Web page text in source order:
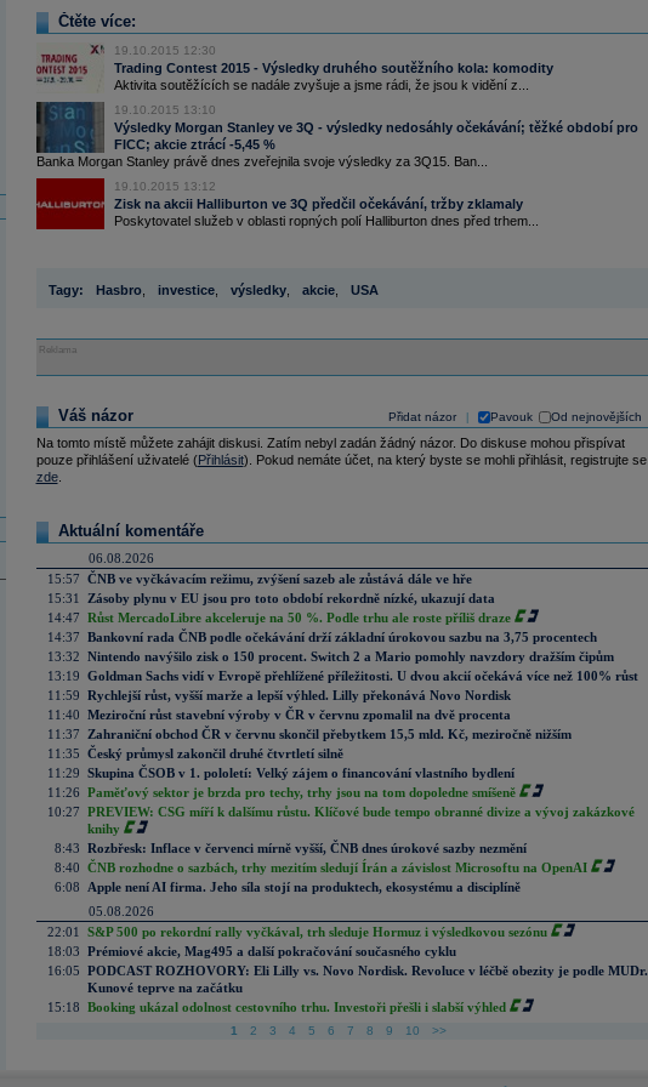
Čtěte více:
19.10.2015 12:30
Trading Contest 2015 - Výsledky druhého soutěžního kola: komodity
Aktivita soutěžících se nadále zvyšuje a jsme rádi, že jsou k vidění z...
19.10.2015 13:10
Výsledky Morgan Stanley ve 3Q - výsledky nedosáhly očekávání; těžké období pro
FICC; akcie ztrácí -5,45 %
Banka Morgan Stanley právě dnes zveřejnila svoje výsledky za 3Q15. Ban...
19.10.2015 13:12
Zisk na akcii Halliburton ve 3Q předčil očekávání, tržby zklamaly
Poskytovatel služeb v oblasti ropných polí Halliburton dnes před trhem...
Tagy: Hasbro, investice, výsledky, akcie, USA
Reklama
Přidat názor Pavouk Od nejnovějších
Váš názor
Na tomto místě můžete zahájit diskusi. Zatím nebyl zadán žádný názor. Do diskuse mohou přispívat
pouze přihlášení uživatelé (Přihlásit). Pokud nemáte účet, na který byste se mohli přihlásit, registrujte se
zde.
Aktuální komentáře
06.08.2026
15:57 ČNB ve vyčkávacím režimu, zvýšení sazeb ale zůstává dále ve hře
15:31
Zásoby plynu v EU jsou pro toto období rekordně nízké, ukazují data
14:47 Růst MercadoLibre akceleruje na 50 %. Podle trhu ale roste příliš draze
14:37 Bankovní rada ČNB podle očekávání drží základní úrokovou sazbu na 3,75 procentech
13:32 Nintendo navýšilo zisk o 150 procent. Switch 2 a Mario pomohly navzdory dražším čipům
13:19 Goldman Sachs vidí v Evropě přehlížené příležitosti. U dvou akcií očekává více než 100% růst
11:59 Rychlejší růst, vyšší marže a lepší výhled. Lilly překonává Novo Nordisk
11:40 Meziroční růst stavební výroby v ČR v červnu zpomalil na dvě procenta
11:37
Zahraniční obchod ČR v červnu skončil přebytkem 15,5 mld. Kč, meziročně nižším
11:35 Český průmysl zakončil druhé čtvrtletí silně
11:29 Skupina ČSOB v 1. pololetí: Velký zájem o financování vlastního bydlení
11:26 Paměťový sektor je brzda pro techy, trhy jsou na tom dopoledne smíšeně
10:27 PREVIEW: CSG míří k dalšímu růstu. Klíčové bude tempo obranné divize a vývoj zakázkové
knihy
8:43 Rozbřesk: Inflace v červenci mírně vyšší, ČNB dnes úrokové sazby nezmění
8:40 ČNB rozhodne o sazbách, trhy mezitím sledují Írán a závislost Microsoftu na OpenAI
6:08
Apple není AI firma. Jeho síla stojí na produktech, ekosystému a disciplíně
05.08.2026
22:01
S&P 500 po rekordní rally vyčkával, trh sleduje Hormuz i výsledkovou sezónu
18:03 Prémiové akcie, Mag495 a další pokračování současného cyklu
16:05 PODCAST ROZHOVORY: Eli Lilly vs. Novo Nordisk. Revoluce v léčbě obezity je podle MUDr.
Kunové teprve na začátku
15:18 Booking ukázal odolnost cestovního trhu. Investoři přešli i slabší výhled
1 2 3 4 5 6 7 8 9 10 >>